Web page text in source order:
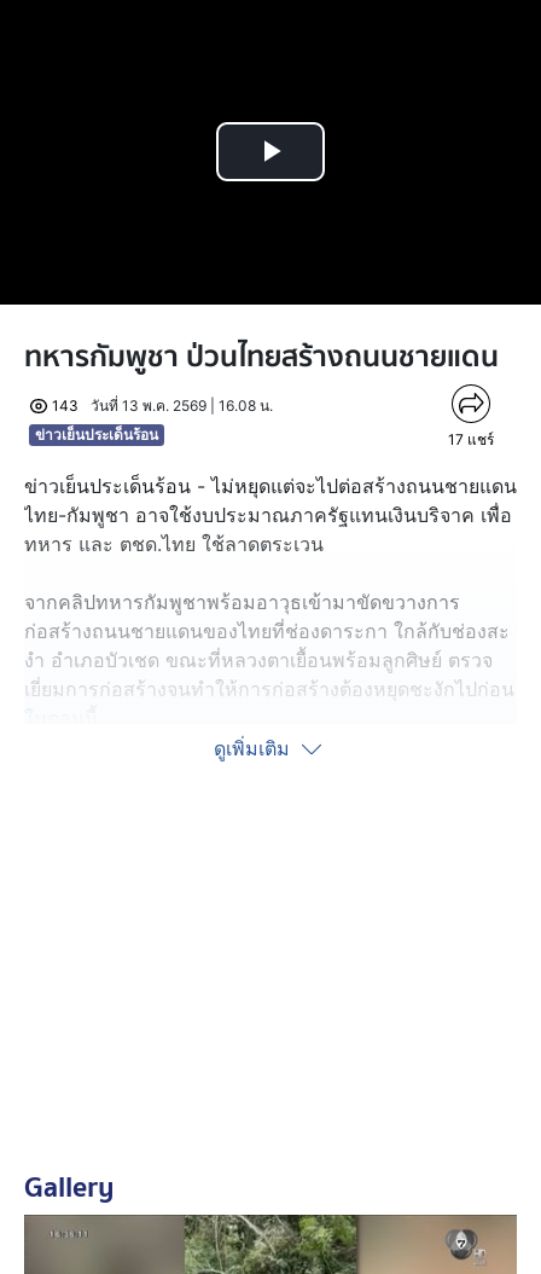
Play
ทหารกัมพูชา ป่วนไทยสร้างถนนชายแดน
143
วันที่ 13 พ.ค. 2569 | 16.08 น.
ข่าวเย็นประเด็นร้อน
17 แชร์
ข่าวเย็นประเด็นร้อน - ไม่หยุดแต่จะไปต่อสร้างถนนชายแดน
ไทย-กัมพูชา อาจใช้งบประมาณภาครัฐแทนเงินบริจาค เพื่อ
ทหาร และ ตชด.ไทย ใช้ลาดตระเวน
จากคลิปทหารกัมพูชาพร้อมอาวุธเข้ามาขัดขวางการ
ก่อสร้างถนนชายแดนของไทยที่ช่องดาระกา ใกล้กับช่องสะ
งำ อำเภอบัวเชด ขณะที่หลวงตาเยื้อนพร้อมลูกศิษย์ ตรวจ
เยี่ยมการก่อสร้างจนทำให้การก่อสร้างต้องหยุดชะงักไปก่อน
ดูเพิ่มเติม
Gallery